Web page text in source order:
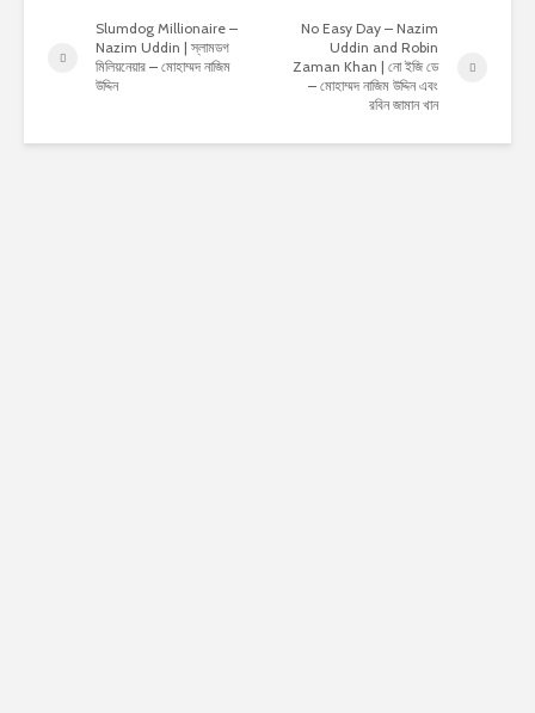
Slumdog Millionaire –
Nazim Uddin | স্লামডগ
মিলিয়নেয়ার – মোহাম্মদ নাজিম
উদ্দিন
No Easy Day – Nazim
Uddin and Robin
Zaman Khan | নো ইজি ডে
– মোহাম্মদ নাজিম উদ্দিন এবং
রবিন জামান খান